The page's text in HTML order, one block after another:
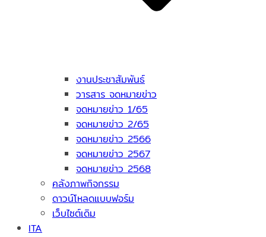
งานประชาสัมพันธ์
วารสาร จดหมายข่าว
จดหมายข่าว 1/65
จดหมายข่าว 2/65
จดหมายข่าว 2566
จดหมายข่าว 2567
จดหมายข่าว 2568
คลังภาพกิจกรรม
ดาวน์โหลดแบบฟอร์ม
เว็บไซต์เดิม
ITA